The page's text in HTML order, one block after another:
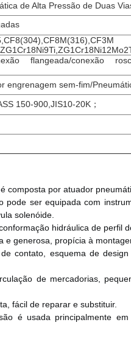
de Alta Pressão de Duas
flangeada/conexão
engrenagem sem-fim/
150-900,JIS10-20K；
composta por atuador
pode ser equipada com
solenóide.
hidráulica de perfil
generosa, propícia à
contato, esquema de
de mercadorias,
fácil de reparar e substituir.
é usada principalmente